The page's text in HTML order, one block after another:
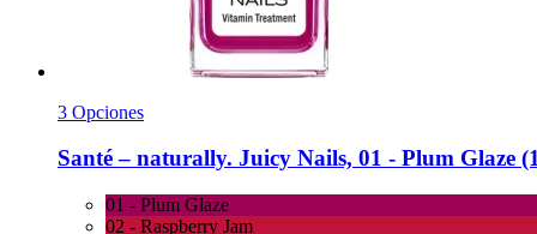
3 Opciones
Santé – naturally. Juicy Nails, 01 -​ Plum Glaze
01 - Plum Glaze
02 - Raspberry Jam